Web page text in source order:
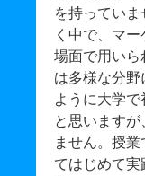
を持ってい
く中で、マ
場面で用いら
は多様な分
ように大学
と思います
ません。授
てはじめて実